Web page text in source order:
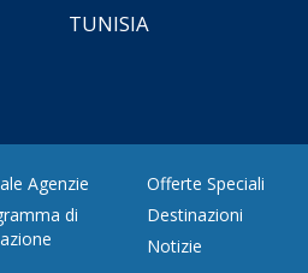
TUNISIA
Agenzie
di
Offerte Speciali
Destinazioni
Notizie